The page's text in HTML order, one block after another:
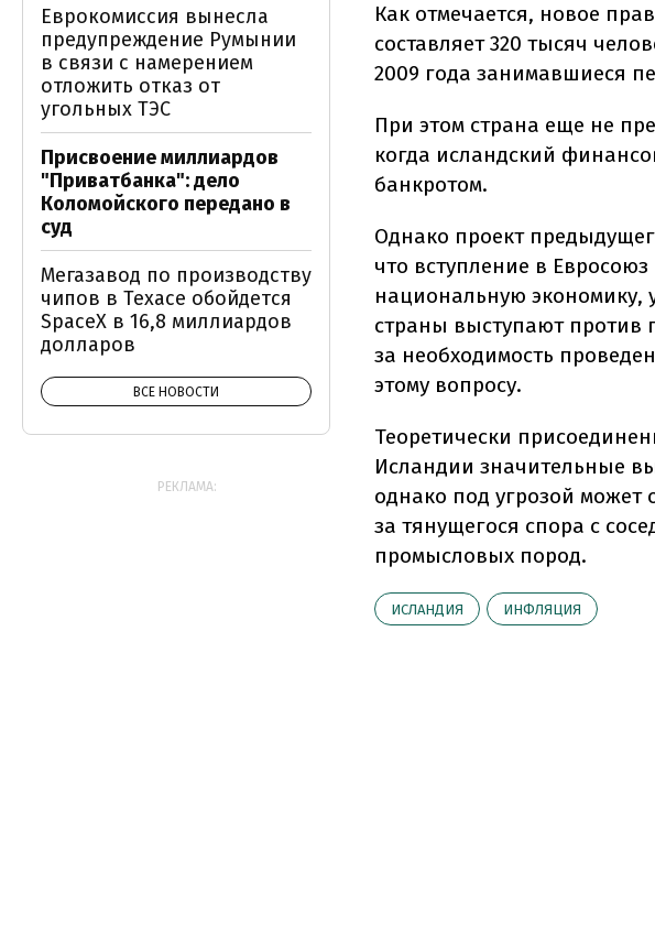
Как отмечается, новое
составляет 320 тысяч
2009 года занимавшиеся
При этом страна еще не
когда исландский
банкротом.
Однако проект
что вступление в
национальную экономику,
страны выступают против
за необходимость
этому вопросу.
Теоретически
Исландии значительные
однако под угрозой может
за тянущегося спора с
промысловых пород.
ИСЛАНДИЯ ИНФЛЯЦИЯ
Еврокомиссия вынесла
предупреждение Румынии
в связи с намерением
отложить отказ от
угольных ТЭС
Присвоение миллиардов
"Приватбанка": дело
Коломойского передано в
суд
Мегазавод по производству
чипов в Техасе обойдется
SpaceX в 16,8 миллиардов
долларов
ВСЕ НОВОСТИ
РЕКЛАМА: